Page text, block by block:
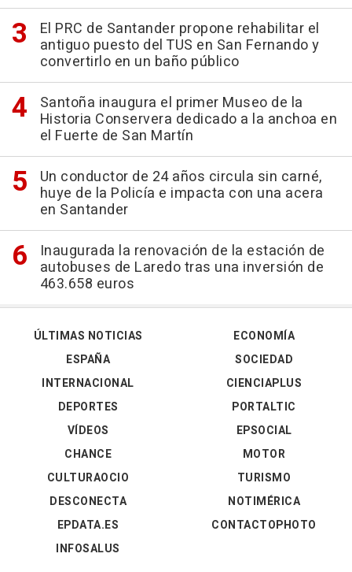
El PRC de Santander propone rehabilitar el
antiguo puesto del TUS en San Fernando y
convertirlo en un baño público
Santoña inaugura el primer Museo de la
Historia Conservera dedicado a la anchoa en
el Fuerte de San Martín
Un conductor de 24 años circula sin carné,
huye de la Policía e impacta con una acera
en Santander
Inaugurada la renovación de la estación de
autobuses de Laredo tras una inversión de
463.658 euros
ÚLTIMAS NOTICIAS
ESPAÑA
INTERNACIONAL
DEPORTES
VÍDEOS
ECONOMÍA
SOCIEDAD
CIENCIAPLUS
PORTALTIC
EPSOCIAL
CHANCE
CULTURAOCIO
DESCONECTA
EPDATA.ES
INFOSALUS
MOTOR
TURISMO
NOTIMÉRICA
CONTACTOPHOTO